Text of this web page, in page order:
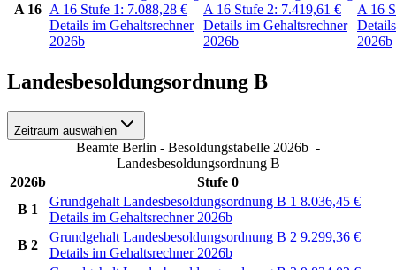
A 16 A 16 Stufe 1: 7.088,28 €
Details im Gehaltsrechner
2026b
A 16 Stufe 2: 7.419,61 €
Details im Gehaltsrechner
2026b
A 16
2026b
Landesbesoldungsordnung B
Zeitraum auswählen
Beamte Berlin - Besoldungstabelle 2026b -
Landesbesoldungsordnung B
2026b
Stufe 0
B 1
Grundgehalt Landesbesoldungsordnung B 1 8.036,45 €
Details im Gehaltsrechner 2026b
B 2
Grundgehalt Landesbesoldungsordnung B 2 9.299,36 €
Details im Gehaltsrechner 2026b